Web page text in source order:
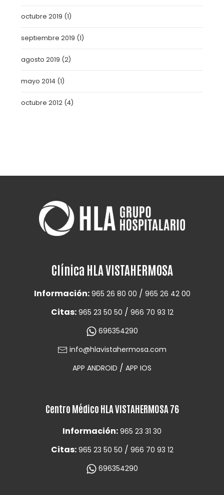
octubre 2019 (1)
septiembre 2019 (1)
agosto 2019 (2)
mayo 2014 (1)
octubre 2012 (4)
Clínica HLA VISTAHERMOSA
Información: 965 26 80 00 / 965 26 42 00
Citas: 965 23 50 50 / 966 70 93 12
696354290
info@hlavistahermosa.com
APP ANDROID / APP IOS
Centro Médico HLA VISTAHERMOSA 76
Información: 965 23 31 30
Citas: 965 23 50 50 / 966 70 93 12
696354290